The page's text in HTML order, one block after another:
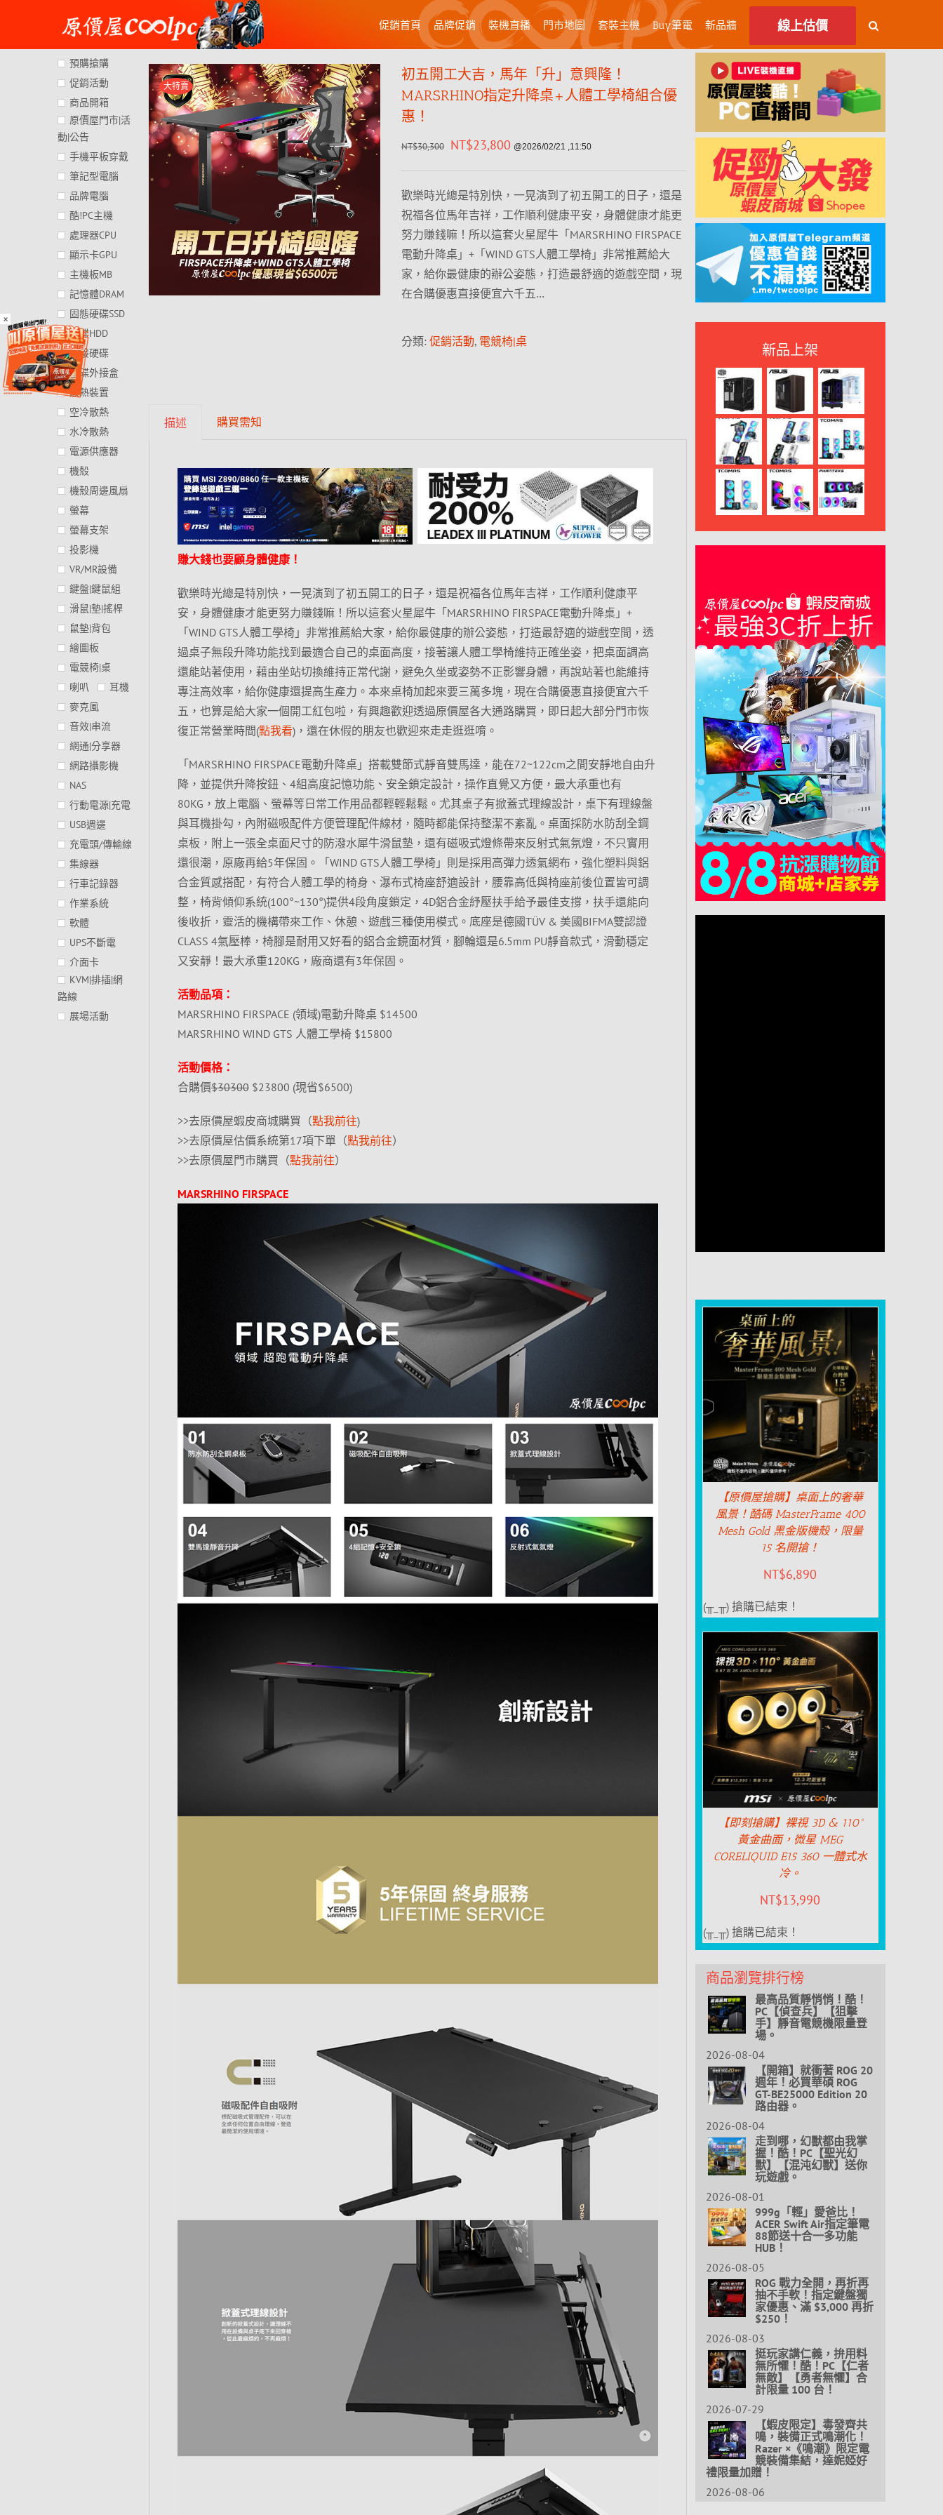
×
content
促銷首頁 品牌促銷 裝機直播 門市地圖 套裝主機 Buy筆電 新品牆 線上估價
大特賣
初五開工大吉，馬年「升」意興隆！
MARSRHINO指定升降桌+人體工學椅組合優
惠！
NT$30,300 NT$23,800 @2026/02/21 ,11:50
歡樂時光總是特別快，一晃演到了初五開工的日子，還是
祝福各位馬年吉祥，工作順利健康平安，身體健康才能更
努力賺錢嘛！所以這套火星犀牛「MARSRHINO FIRSPACE
電動升降桌」+「WIND GTS人體工學椅」非常推薦給大
家，給你最健康的辦公姿態，打造最舒適的遊戲空間，現
在合購優惠直接便宜六千五…
分類: 促銷活動, 電競椅|桌
描述 購買需知
賺大錢也要顧身體健康！
歡樂時光總是特別快，一晃演到了初五開工的日子，還是祝福各位馬年吉祥，工作順利健康平
安，身體健康才能更努力賺錢嘛！所以這套火星犀牛「MARSRHINO FIRSPACE電動升降桌」+
「WIND GTS人體工學椅」非常推薦給大家，給你最健康的辦公姿態，打造最舒適的遊戲空間，透
過桌子無段升降功能找到最適合自己的桌面高度，接著讓人體工學椅維持正確坐姿，把桌面調高
還能站著使用，藉由坐站切換維持正常代謝，避免久坐或姿勢不正影響身體，再說站著也能維持
專注高效率，給你健康還提高生產力。本來桌椅加起來要三萬多塊，現在合購優惠直接便宜六千
五，也算是給大家一個開工紅包啦，有興趣歡迎透過原價屋各大通路購買，即日起大部分門市恢
復正常營業時間(點我看)，還在休假的朋友也歡迎來走走逛逛唷。
「MARSRHINO FIRSPACE電動升降桌」搭載雙節式靜音雙馬達，能在72~122cm之間安靜地自由升
降，並提供升降按鈕、4組高度記憶功能、安全鎖定設計，操作直覺又方便，最大承重也有
80KG，放上電腦、螢幕等日常工作用品都輕輕鬆鬆。尤其桌子有掀蓋式理線設計，桌下有理線盤
與耳機掛勾，內附磁吸配件方便管理配件線材，隨時都能保持整潔不紊亂。桌面採防水防刮全鋼
桌板，附上一張全桌面尺寸的防潑水犀牛滑鼠墊，還有磁吸式燈條帶來反射式氣氛燈，不只實用
還很潮，原廠再給5年保固。「WIND GTS人體工學椅」則是採用高彈力透氣網布，強化塑料與鋁
合金質感搭配，有符合人體工學的椅身、瀑布式椅座舒適設計，腰靠高低與椅座前後位置皆可調
整，椅背傾仰系統(100°~130°)提供4段角度鎖定，4D鋁合金紓壓扶手給予最佳支撐，扶手還能向
後收折，靈活的機構帶來工作、休憩、遊戲三種使用模式。底座是德國TÜV & 美國BIFMA雙認證
CLASS 4氣壓棒，椅腳是耐用又好看的鋁合金鏡面材質，腳輪還是6.5mm PU靜音款式，滑動穩定
又安靜！最大承重120KG，廠商還有3年保固。
活動品項：
MARSRHINO FIRSPACE (領域)電動升降桌 $14500
MARSRHINO WIND GTS 人體工學椅 $15800
活動價格：
合購價$30300$23800 (現省$6500)
>>去原價屋蝦皮商城購買（點我前往)
>>去原價屋估價系統第17項下單（點我前往）
>>去原價屋門市購買（點我前往）
MARSRHINO FIRSPACE
預購搶購
促銷活動
商品開箱
原價屋門市|活
動|公告
手機平板穿戴
筆記型電腦
品牌電腦
酷!PC主機
處理器CPU
顯示卡GPU
主機板MB
記憶體DRAM
固態硬碟SSD
硬碟HDD
外接硬碟
硬碟外接盒
散熱裝置
空冷散熱
水冷散熱
電源供應器
機殼
機殼周邊風扇
螢幕
螢幕支架
投影機
VR/MR設備
鍵盤|鍵鼠組
滑鼠|墊|搖桿
鼠墊|背包
繪圖板
電競椅|桌
喇叭
耳機
麥克風
音效|串流
網通|分享器
網路攝影機
NAS
行動電源|充電
USB週邊
充電頭/傳輸線
集線器
行車記錄器
作業系統
軟體
UPS不斷電
介面卡
KVM|排插|網
路線
展場活動
新品上架
【原價屋搶購】桌面上的奢華
風景！酷碼 MasterFrame 400
Mesh Gold 黑金版機殼，限量
15 名開搶！
NT$6,890
(╥_╥) 搶購已結束！
【即刻搶購】裸視 3D & 110°
黃金曲面，微星 MEG
CORELIQUID E15 360 一體式水
冷。
NT$13,990
(╥_╥) 搶購已結束！
商品瀏覽排行榜
最高品質靜悄悄！酷！
PC【偵查兵】【狙擊
手】靜音電競機限量登
場。
2026-08-04
【開箱】就衝著 ROG 20
週年！必買華碩 ROG
GT-BE25000 Edition 20
路由器。
2026-08-04
走到哪，幻獸都由我掌
握！酷！PC【聖光幻
獸】【混沌幻獸】送你
玩遊戲。
2026-08-01
999g「輕」愛爸比！
ACER Swift Air指定筆電
88節送十合一多功能
HUB！
2026-08-05
ROG 戰力全開，再折再
抽不手軟！指定鍵盤獨
家優惠、滿 $3,000 再折
$250！
2026-08-03
挺玩家講仁義，拚用料
無所懼！酷！PC【仁者
無敵】【勇者無懼】合
計限量 100 台！
2026-07-29
【蝦皮限定】毒發齊共
鳴，裝備正式鳴潮化！
Razer ×《鳴潮》限定電
競裝備集結，達妮婭好
禮限量加贈！
2026-08-06